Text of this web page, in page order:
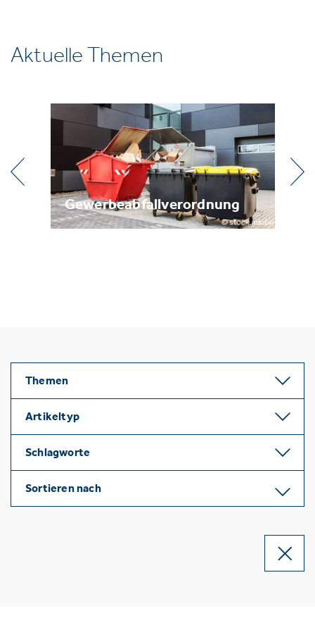
Aktuelle Themen
Gewerbeabfallverordnung
Themen
Artikeltyp
Schlagworte
Sortieren nach